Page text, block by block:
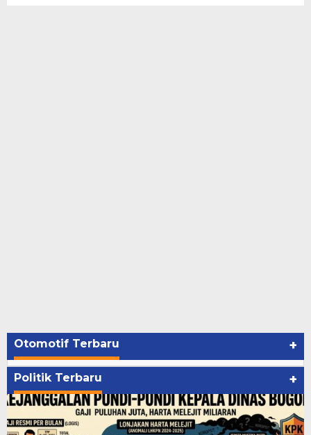
Otomotif Terbaru +
Politik Terbaru +